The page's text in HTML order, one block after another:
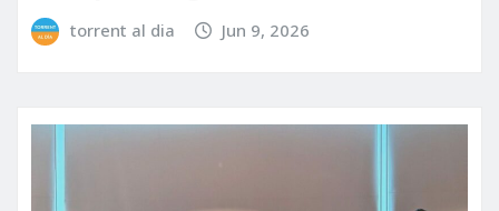
torrent al dia Jun 9, 2026